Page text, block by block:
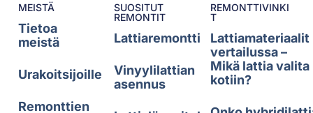
MEISTÄ
Tietoa
meistä
Urakoitsijoille
Remonttien
SUOSITUT
REMONTIT
Lattiaremontti
Vinyylilattian
asennus
REMONTTIVINKI
T
Lattiamateriaalit
vertailussa –
Mikä lattia valita
kotiin?